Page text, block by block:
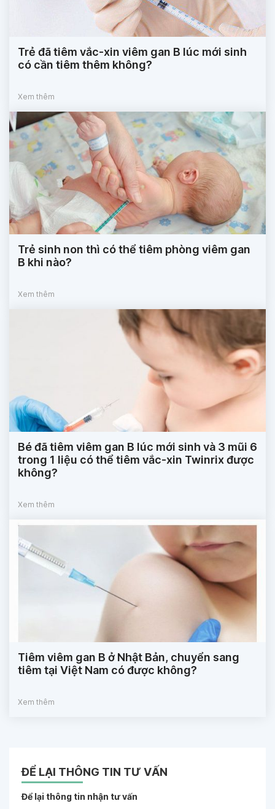
Trẻ đã tiêm vắc-xin viêm gan B lúc mới sinh
có cần tiêm thêm không?
Xem thêm
Trẻ sinh non thì có thể tiêm phòng viêm gan
B khi nào?
Xem thêm
Bé đã tiêm viêm gan B lúc mới sinh và 3 mũi 6
trong 1 liệu có thể tiêm vắc-xin Twinrix được
không?
Xem thêm
Tiêm viêm gan B ở Nhật Bản, chuyển sang
tiêm tại Việt Nam có được không?
Xem thêm
ĐỂ LẠI THÔNG TIN TƯ VẤN
Để lại thông tin nhận tư vấn